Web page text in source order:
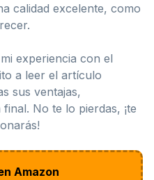
calidad excelente, como
experiencia con el
a leer el artículo
sus ventajas,
No te lo pierdas, ¡te
Amazon